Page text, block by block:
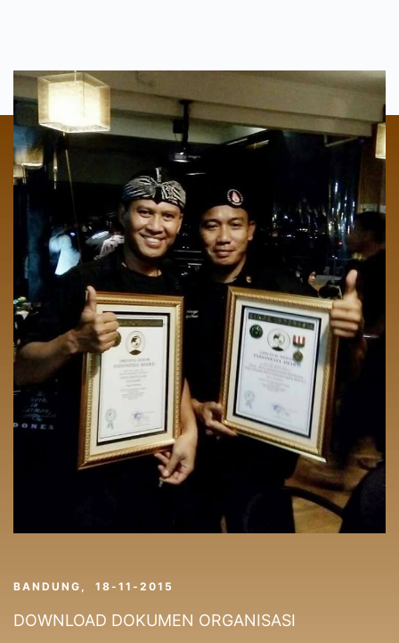
BANDUNG, 18-11-2015
DOWNLOAD DOKUMEN ORGANISASI